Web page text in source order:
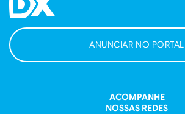
ANUNCIAR NO PORTAL
ACOMPANHE
NOSSAS REDES